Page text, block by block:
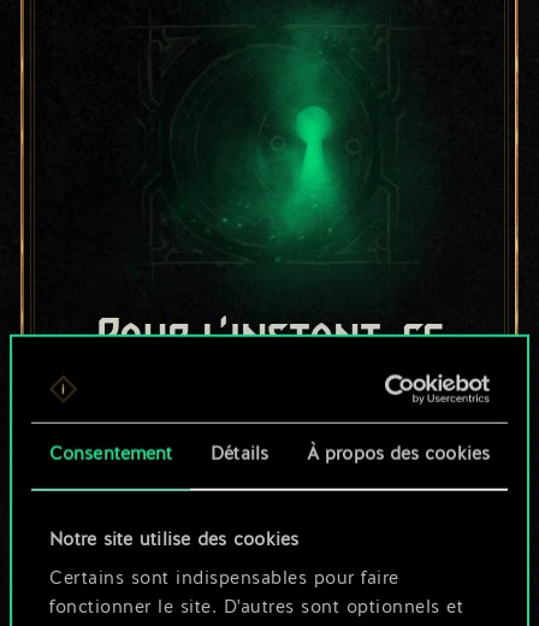
Consentement Détails À propos des cookies
Notre site utilise des cookies
Certains sont indispensables pour faire
fonctionner le site. D'autres sont optionnels et
Pour l'instant, ce
n'est qu'un jeu de
cartes partagé.
Mais cela peut être
tellement plus !